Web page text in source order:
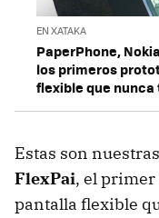
EN XATAKA
PaperPhone,
los primeros
flexible que
Estas son nuestras
FlexPai, el primer
pantalla flexible